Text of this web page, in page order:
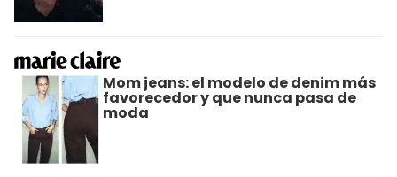
Mom jeans: el modelo de denim más
favorecedor y que nunca pasa de
moda